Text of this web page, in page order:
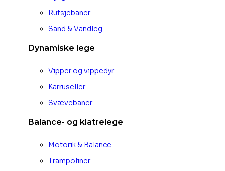
Rutsjebaner
Sand & Vandleg
Dynamiske lege
Vipper og vippedyr
Karruseller
Svævebaner
Balance- og klatrelege
Motorik & Balance
Trampoliner